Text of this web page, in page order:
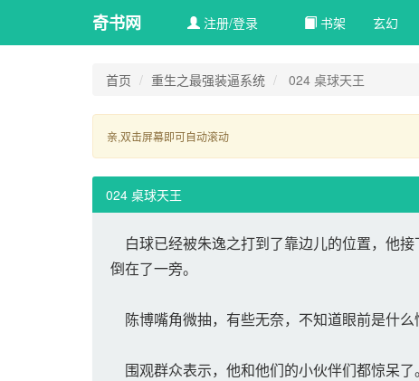
奇书网 注册/登录 书架 玄幻
首页 重生之最强装逼系统 024 桌球天王
亲,双击屏幕即可自动滚动
024 桌球天王
白球已经被朱逸之打到了靠边儿的位置，他
倒在了一旁。
陈博嘴角微抽，有些无奈，不知道眼前是什
围观群众表示，他和他们的小伙伴们都惊呆